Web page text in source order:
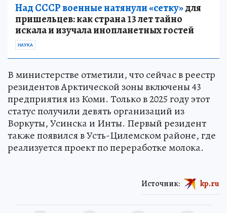
Над СССР военные натянули «сетку»для
пришельцев: как страна 13 лет тайно
искала и изучала инопланетных гостей
НАУКА
В министерстве отметили, что сейчас в реестр
резидентов Арктической зоны включены 43
предприятия из Коми. Только в 2025 году этот
статус получили девять организаций из
Воркуты, Усинска и Инты. Первый резидент
также появился в Усть-Цилемском районе, где
реализуется проект по переработке молока.
Источник: kp.ru